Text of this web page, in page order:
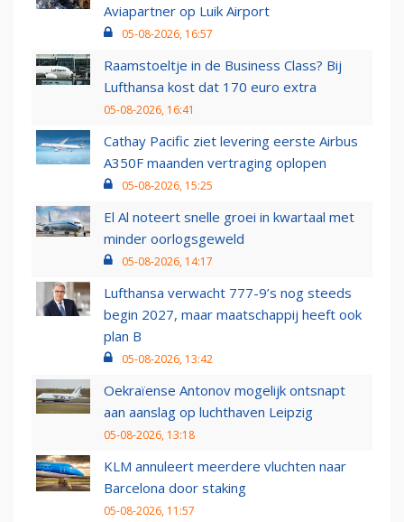
Aviapartner op Luik Airport
05-08-2026, 16:57
Raamstoeltje in de Business Class? Bij
Lufthansa kost dat 170 euro extra
05-08-2026, 16:41
Cathay Pacific ziet levering eerste Airbus
A350F maanden vertraging oplopen
05-08-2026, 15:25
El Al noteert snelle groei in kwartaal met
minder oorlogsgeweld
05-08-2026, 14:17
Lufthansa verwacht 777-9’s nog steeds
begin 2027, maar maatschappij heeft ook
plan B
05-08-2026, 13:42
Oekraïense Antonov mogelijk ontsnapt
aan aanslag op luchthaven Leipzig
05-08-2026, 13:18
KLM annuleert meerdere vluchten naar
Barcelona door staking
05-08-2026, 11:57